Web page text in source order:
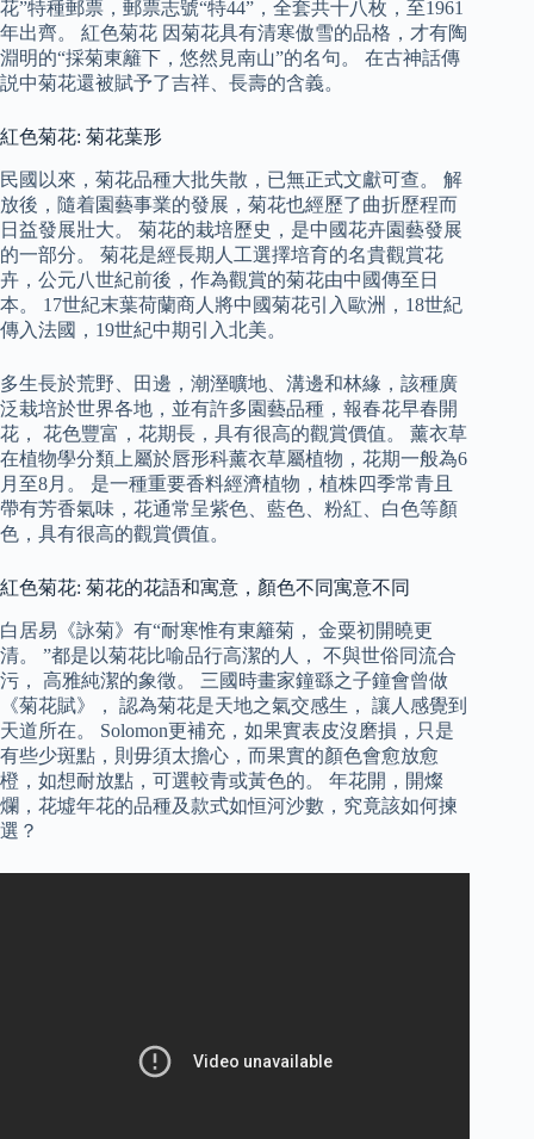
花”特種郵票，郵票志號“特44”，全套共十八枚，至1961
年出齊。 紅色菊花 因菊花具有清寒傲雪的品格，才有陶
淵明的“採菊東籬下，悠然見南山”的名句。 在古神話傳
説中菊花還被賦予了吉祥、長壽的含義。
紅色菊花: 菊花葉形
民國以來，菊花品種大批失散，已無正式文獻可查。 解
放後，隨着園藝事業的發展，菊花也經歷了曲折歷程而
日益發展壯大。 菊花的栽培歷史，是中國花卉園藝發展
的一部分。 菊花是經長期人工選擇培育的名貴觀賞花
卉，公元八世紀前後，作為觀賞的菊花由中國傳至日
本。 17世紀末葉荷蘭商人將中國菊花引入歐洲，18世紀
傳入法國，19世紀中期引入北美。
多生長於荒野、田邊，潮溼曠地、溝邊和林緣，該種廣
泛栽培於世界各地，並有許多園藝品種，報春花早春開
花， 花色豐富，花期長，具有很高的觀賞價值。 薰衣草
在植物學分類上屬於唇形科薰衣草屬植物，花期一般為6
月至8月。 是一種重要香料經濟植物，植株四季常青且
帶有芳香氣味，花通常呈紫色、藍色、粉紅、白色等顏
色，具有很高的觀賞價值。
紅色菊花: 菊花的花語和寓意，顏色不同寓意不同
白居易《詠菊》有“耐寒惟有東籬菊， 金粟初開曉更
清。 ”都是以菊花比喻品行高潔的人， 不與世俗同流合
污， 高雅純潔的象徵。 三國時畫家鐘繇之子鐘會曾做
《菊花賦》， 認為菊花是天地之氣交感生， 讓人感覺到
天道所在。 Solomon更補充，如果實表皮沒磨損，只是
有些少斑點，則毋須太擔心，而果實的顏色會愈放愈
橙，如想耐放點，可選較青或黃色的。 年花開，開燦
爛，花墟年花的品種及款式如恒河沙數，究竟該如何揀
選？